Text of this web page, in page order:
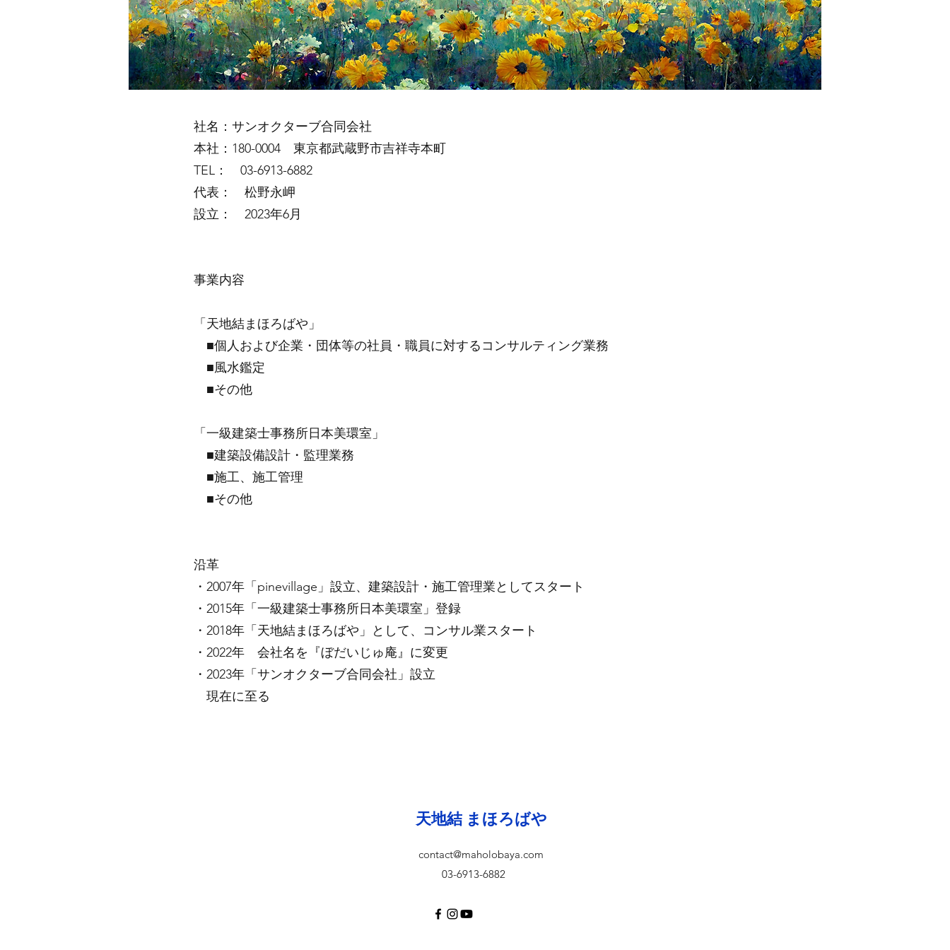
社名：サンオクターブ合同会社
本社：180-0004 東京都武蔵野市吉祥寺本町
TEL： 03-6913-6882
代表： 松野永岬
設立： 2023年6月
事業内容
「天地結まほろばや」
■個人および企業・団体等の社員・職員に対するコンサルティング業務
■風水鑑定
■その他
「一級建築士事務所日本美環室」
■建築設備設計・監理業務
■施工、施工管理
■その他
沿革
・2007年「pinevillage」設立、建築設計・施工管理業としてスタート
・2015年「一級建築士事務所日本美環室」登録
・2018年「天地結まほろばや」として、コンサル業スタート
・2022年 会社名を『ぼだいじゅ庵』に変更
​・2023年「サンオクターブ合同会社」設立
​ 現在に至る
​天地結 まほろばや
contact@maholobaya.com
03-6913-6882